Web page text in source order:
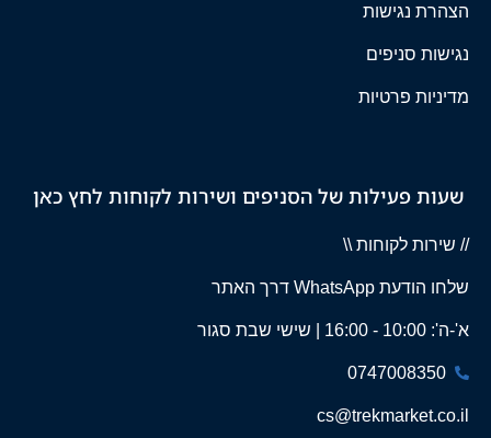
הצהרת נגישות
נגישות סניפים
מדיניות פרטיות
שעות פעילות של הסניפים ושירות לקוחות לחץ כאן
// שירות לקוחות \\
שלחו הודעת WhatsApp דרך האתר
א'-ה': 10:00 - 16:00 | שישי שבת סגור
0747008350
cs@trekmarket.co.il